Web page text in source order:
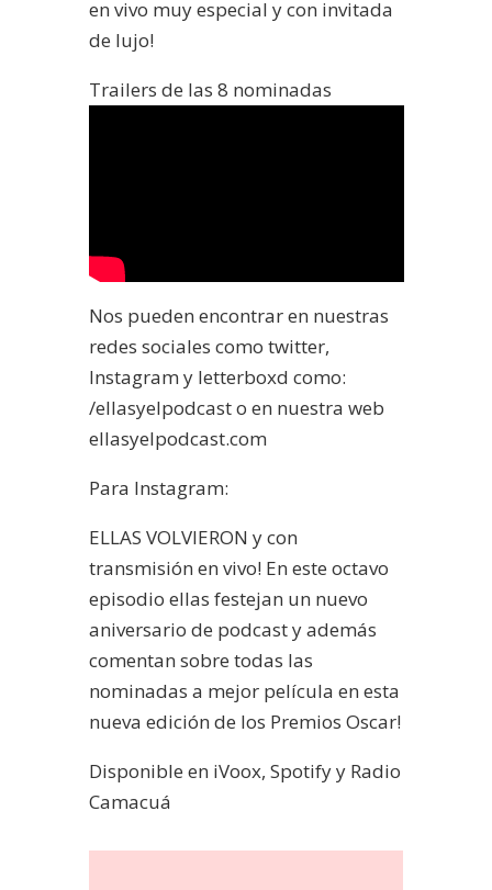
en vivo muy especial y con invitada
de lujo!
Trailers de las 8 nominadas
Nos pueden encontrar en nuestras
redes sociales como twitter,
Instagram y letterboxd como:
/ellasyelpodcast o en nuestra web
ellasyelpodcast.com
Para Instagram:
ELLAS VOLVIERON y con
transmisión en vivo! En este octavo
episodio ellas festejan un nuevo
aniversario de podcast y además
comentan sobre todas las
nominadas a mejor película en esta
nueva edición de los Premios Oscar!
Disponible en iVoox, Spotify y Radio
Camacuá